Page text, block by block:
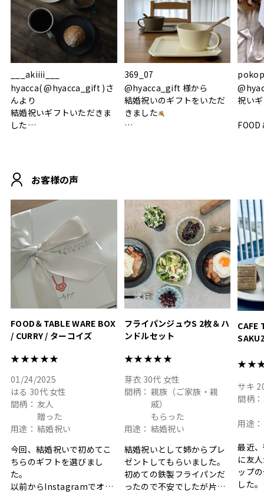
___akiiii___
hyacca( @hyacca_gift )さ
んより
結婚祝いギフトいただきま
した
おうちカフェもお洒落にな
って嬉しい𖠚 ⡱
.
#hyacca #結婚祝い
369_07
@hyacca_gift 様から
結婚祝いのギフトをいただ
きました
素敵なギフトを
ありがとうございました
#hyacca #結婚祝い
#お祝い #プレゼント
祝い
FOOD
真っ
いい
#結婚
淡色
結婚
色イ
お客様の声
FOOD＆TABLE WARE BOX
/ CURRY / ターコイズ
★★★★★
01/24/2025
はる 30代 女性
間柄： 友人
贈った
用途： 結婚祝い
今回、結婚祝いで初めてこ
ちらのギフトを選びまし
た。
以前からInstagramでオシ
フライパンジュウS 2枚＆ハ
ンドルセット
★★★★★
芽衣 30代 女性
間柄： 親族（ご家族・親
戚）
もらった
用途： 結婚祝い
結婚祝いとして姉からプレ
ゼントしてもらいました。
初めての鉄製フライパンだ
ったので不安でしたが片手
CAFE
サキ
間柄：
用途：
最近
に友
ップ
した。